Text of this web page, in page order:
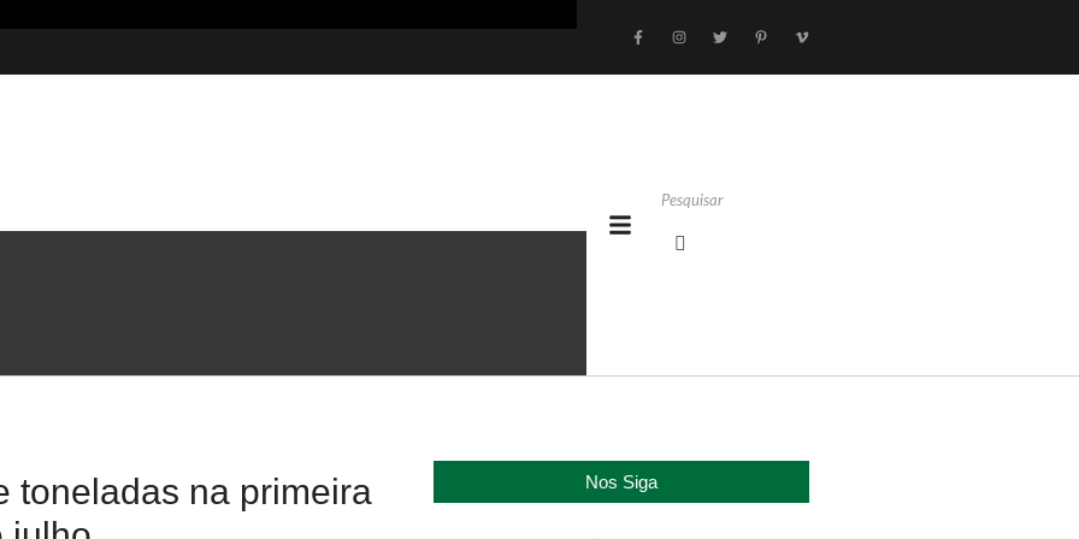
em investimentos
toneladas na primeira
Nos Siga